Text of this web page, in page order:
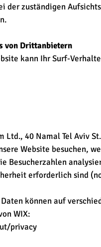
der zuständigen
von Drittanbietern
kann Ihr Surf-
Ltd., 40 Namal Tel Aviv
Website besuchen,
Besucherzahlen
erforderlich sind
können auf
WIX:
privacy